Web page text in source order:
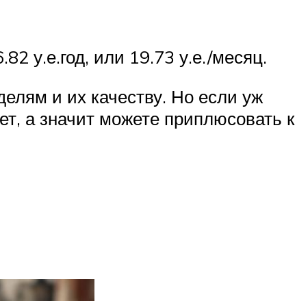
у.е.год, или 19.73 у.е./месяц.
и их качеству. Но если уж
а значит можете приплюсовать к